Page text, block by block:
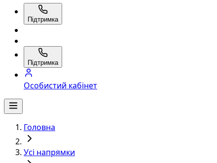
Підтримка
Підтримка
Особистий кабінет
Головна
Усі напрямки